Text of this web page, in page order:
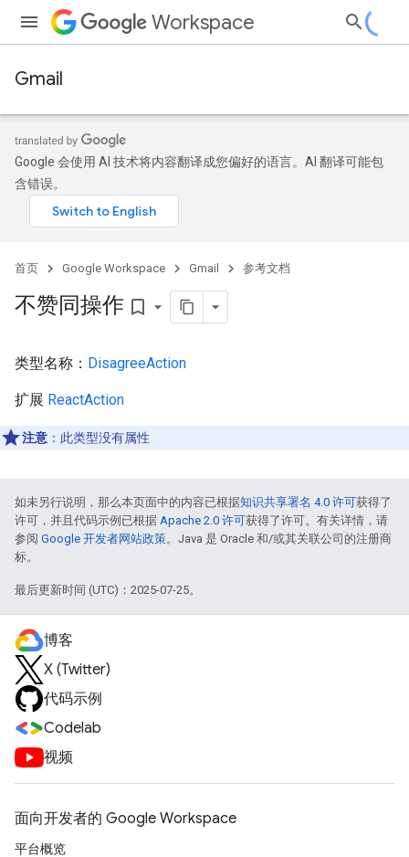
Workspace
Gmail
Google 会使用 AI 技术将内容翻译成您偏好的语言。AI 翻译可能包
含错误。
首页 Google Workspace Gmail 参考文档
不赞同操作 bookmark_border
类型名称： DisagreeAction
扩展 ReactAction
注意 ：此类型没有属性
如未另行说明，那么本页面中的内容已根据知识共享署名 4.0 许可获得了
许可，并且代码示例已根据 Apache 2.0 许可获得了许可。有关详情，请
参阅 Google 开发者网站政策。Java 是 Oracle 和/或其关联公司的注册商
标。
最后更新时间 (UTC)：2025-07-25。
博客
X (Twitter)
代码示例
Codelab
视频
面向开发者的 Google Workspace
平台概览